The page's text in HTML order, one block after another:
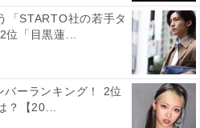
性／東京都）」「メロンパ
味しいから（29歳男性／東京
ザ・メロンパン（税込118
集まりました。
「STARTO社の若手タ
位「目黒蓮...
バーランキング！ 2位
？【20...